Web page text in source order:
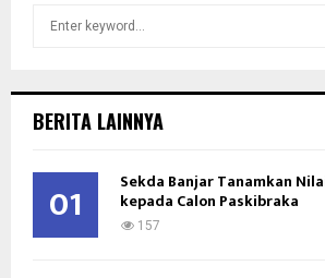
h
o
BERITA LAINNYA
01 Sekda Banjar Tanamkan
kepada Calon Paskibraka
157